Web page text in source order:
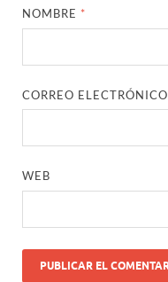
NOMBRE *
CORREO ELECTRÓNICO
WEB